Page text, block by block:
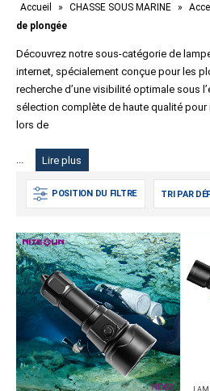
Accueil » CHASSE SOUS MARINE »
de plongée
Découvrez notre sous-catégorie de
internet, spécialement conçue pour les
recherche d’une visibilité optimale sous
sélection complète de haute qualité
lors de
Lire plus
POSITION DU FILTRE